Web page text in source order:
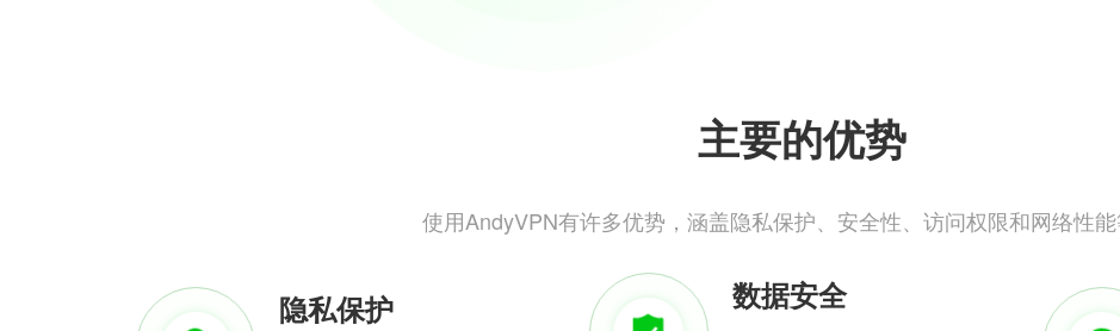
主要的优势
使用AndyVPN有许多优势，涵盖隐私保护、安全性、访问权限和网络性
隐私保护 数据安全